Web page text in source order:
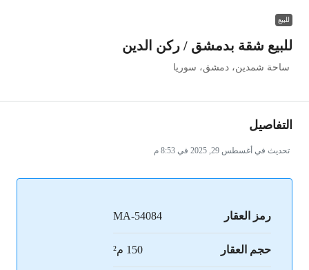
للبيع
للبيع شقة بدمشق / ركن الدين
ساحة شمدين، دمشق، سوريا
التفاصيل
تحديث في أغسطس 29, 2025 في 8:53 م
رمز العقار MA-54084
حجم العقار 150 م²